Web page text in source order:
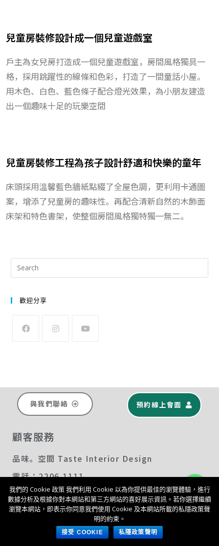
兒童房裝修設計成一個兒童遊戲室
戶主為女兒房打造成一個兒童遊戲室，房間風格獨具一
格，採用跳躍性的線條和色彩，打造了一間童話小屋。
用木色、白色、藍色條子配合燈光效果，為小朋友建造
出一個趣味十足的玩樂空間
兒童房裝修工程為孩子設計舒適和快樂的童年
床頭採用溫馨藍色牆紙點綴了全屋色調，更利用卡通圖
案，增添了兒童房的趣味性。再配合清新自然的木飾面
床架和特色書架，使整個房間風格獨特獨一無二。
歡迎分享
與我們聯絡 預約線上會面
顧客服務
品味。空間 Taste Interior Design
電話：2206 1111
電子郵件：sales@tind.hk
網站：www.tind.hk
我們接受以下方式付款
我們的 Cookie 政策 我們利用 Cookie 以為你提供最佳的瀏覽體驗，進行
數據分析及根據你對本網站和第三方網站的喜好展示資訊。若你選擇繼續
瀏覽本網站，即表示你同意我們使用 Cookie 及本網站所載的私隱政策聲
明的約束。
接受 COOKIE 私隱政策聲明
了解更多品味空間